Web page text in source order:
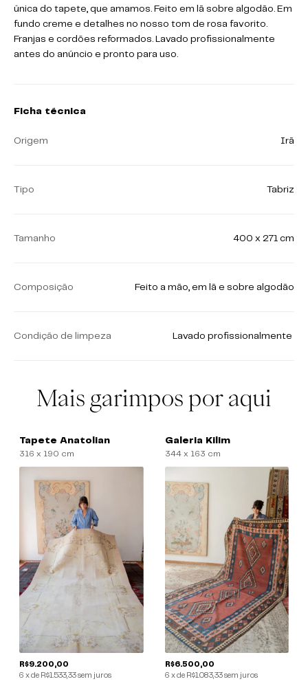
única do tapete, que amamos. Feito em lã sobre algodão. Em
fundo creme e detalhes no nosso tom de rosa favorito.
Franjas e cordões reformados. Lavado profissionalmente
antes do anúncio e pronto para uso.
Ficha técnica
Origem Irã
Tipo Tabriz
Tamanho 400 x 271 cm
Composição Feito a mão, em lã e sobre algodão
Condição de limpeza Lavado profissionalmente
Mais garimpos por aqui
Tapete Anatolian
316 x 190 cm
R$9.200,00
6 x de R$1.533,33 sem juros
Galeria Kilim
344 x 163 cm
R$6.500,00
6 x de R$1.083,33 sem juros